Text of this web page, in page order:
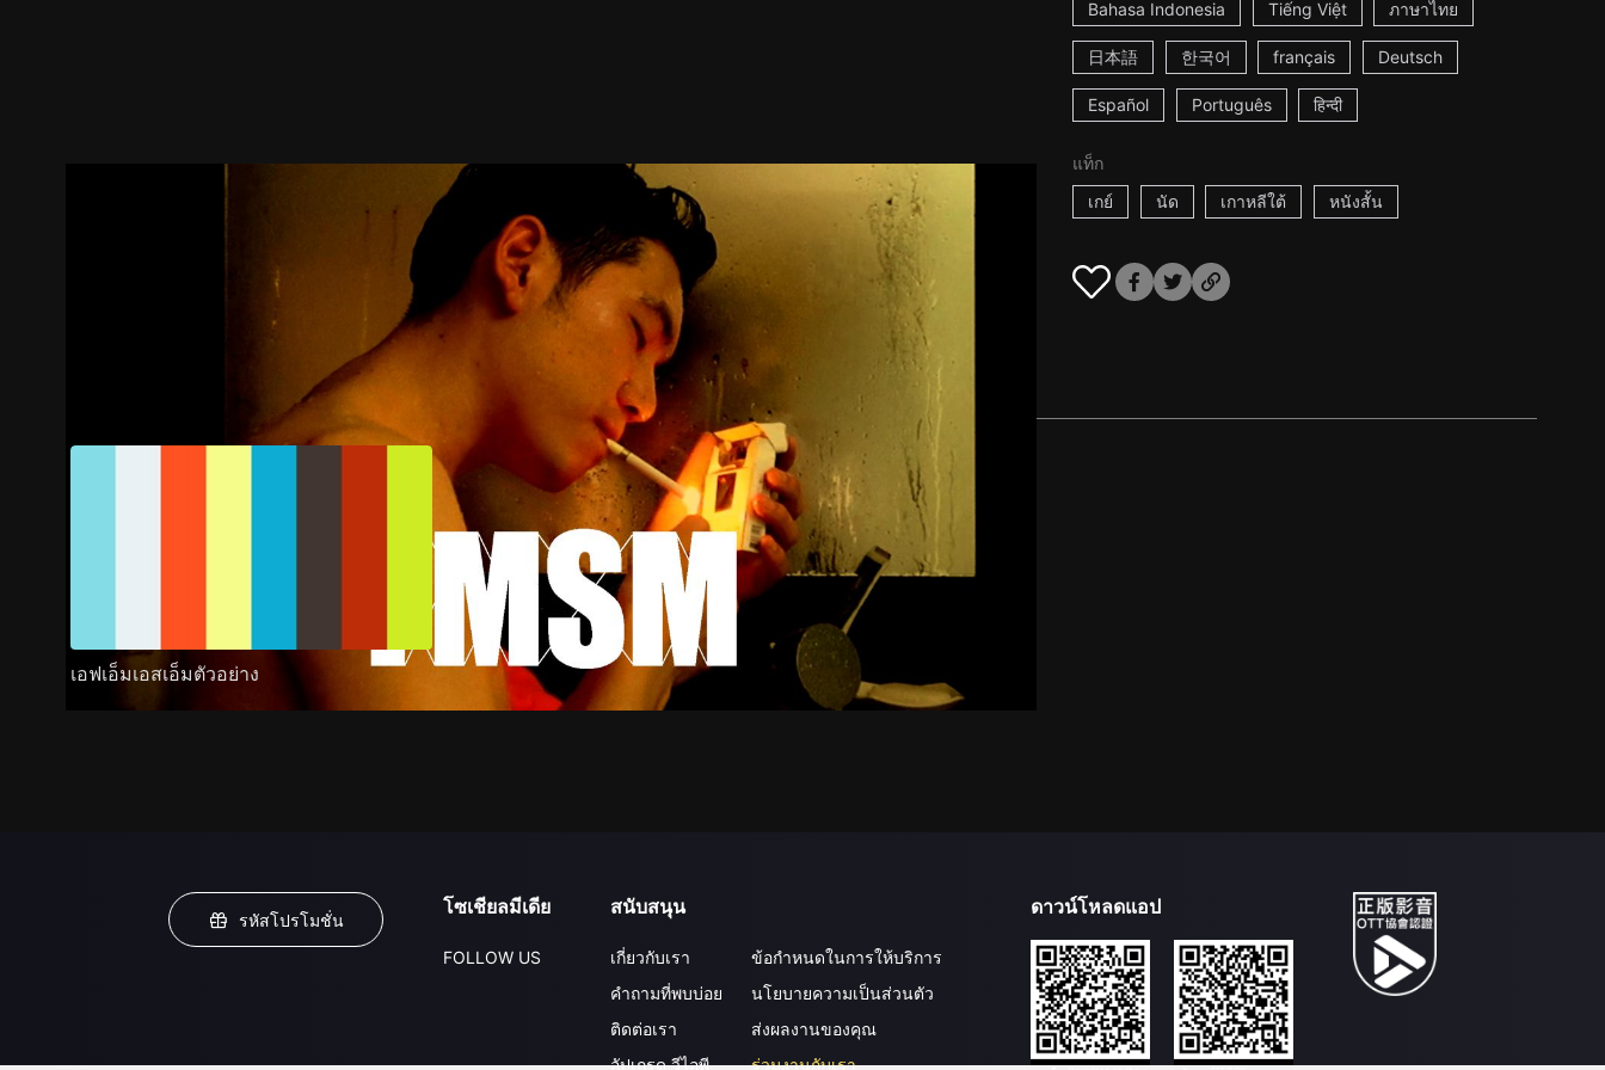
Bahasa Indonesia Tiếng Việt ภาษาไทย
日本語 한국어 français Deutsch
Español Português हिन्दी
แท็ก
เกย์
นัด เกาหลีใต้ หนังสั้น
เนื้อหาที่แนะนำ รายละเอียด
เอฟเอ็มเอสเอ็มตัวอย่าง
รหัสโปรโมชั่น
โซเชียลมีเดีย
FOLLOW US
สนับสนุน
เกี่ยวกับเรา
คำถามที่พบบ่อย
ติดต่อเรา
อัปเกรด วีไอพี
ข้อกำหนดในการให้บริการ
นโยบายความเป็นส่วนตัว
ส่งผลงานของคุณ
ร่วมงานกับเรา
ดาวน์โหลดแอป